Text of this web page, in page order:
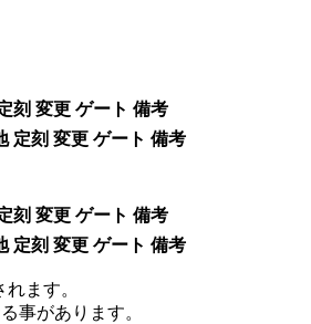
刻 変更 ゲート 備考
定刻 変更 ゲート 備考
刻 変更 ゲート 備考
定刻 変更 ゲート 備考
ます。
事があります。